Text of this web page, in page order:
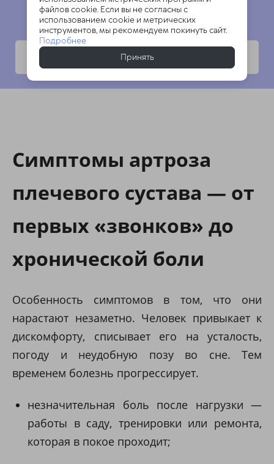
Пройти тест
Симптомы артроза
плечевого сустава — от
первых «звонков» до
хронической боли
Особенность симптомов в том, что они
нарастают незаметно. Человек привыкает к
дискомфорту, списывает его на усталость,
погоду и неудобную позу во сне. Тем
временем болезнь прогрессирует.
незначительная боль после нагрузки —
работы в саду, тренировки или ремонта,
которая в покое проходит;
файлов cookie. Если вы не согласны с
использованием cookie и метрических
инструментов, мы рекомендуем покинуть сайт.
Подробнее
Принять